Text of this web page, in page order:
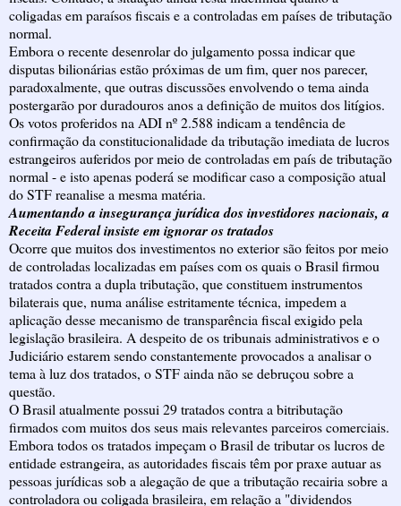
coligadas em paraísos fiscais e a controladas em países de tributação
normal.
Embora o recente desenrolar do julgamento possa indicar que
disputas bilionárias estão próximas de um fim, quer nos parecer,
paradoxalmente, que outras discussões envolvendo o tema ainda
postergarão por duradouros anos a definição de muitos dos litígios.
Os votos proferidos na ADI nº 2.588 indicam a tendência de
confirmação da constitucionalidade da tributação imediata de lucros
estrangeiros auferidos por meio de controladas em país de tributação
normal - e isto apenas poderá se modificar caso a composição atual
do STF reanalise a mesma matéria.
Aumentando a insegurança jurídica dos investidores nacionais, a
Receita Federal insiste em ignorar os tratados
Ocorre que muitos dos investimentos no exterior são feitos por meio
de controladas localizadas em países com os quais o Brasil firmou
tratados contra a dupla tributação, que constituem instrumentos
bilaterais que, numa análise estritamente técnica, impedem a
aplicação desse mecanismo de transparência fiscal exigido pela
legislação brasileira. A despeito de os tribunais administrativos e o
Judiciário estarem sendo constantemente provocados a analisar o
tema à luz dos tratados, o STF ainda não se debruçou sobre a
questão.
O Brasil atualmente possui 29 tratados contra a bitributação
firmados com muitos dos seus mais relevantes parceiros comerciais.
Embora todos os tratados impeçam o Brasil de tributar os lucros de
entidade estrangeira, as autoridades fiscais têm por praxe autuar as
pessoas jurídicas sob a alegação de que a tributação recairia sobre a
controladora ou coligada brasileira, em relação a "dividendos